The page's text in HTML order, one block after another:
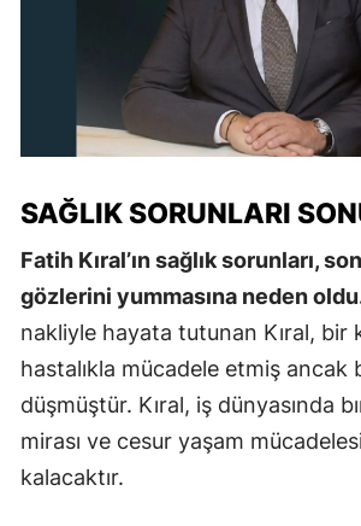
SAĞLIK SORUNLARI
Fatih Kıral’ın sağlık sorunları,
gözlerini yummasına neden
nakliyle hayata tutunan Kıral, bir
hastalıkla mücadele etmiş ancak
düşmüştür. Kıral, iş dünyasında
mirası ve cesur yaşam
kalacaktır.